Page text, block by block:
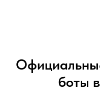
боты